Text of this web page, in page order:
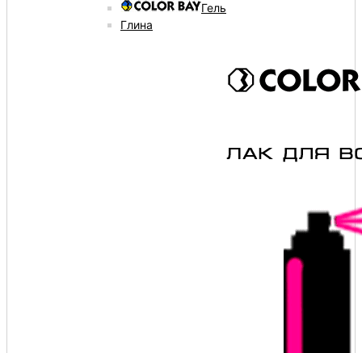
Гель
Глина